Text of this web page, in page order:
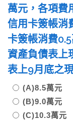
萬元，各項費
信用卡簽帳消
卡簽帳消費
資產負債表上
表上9月底之
(A)8.5萬元
(B)9.0萬元
(C)10.3萬元